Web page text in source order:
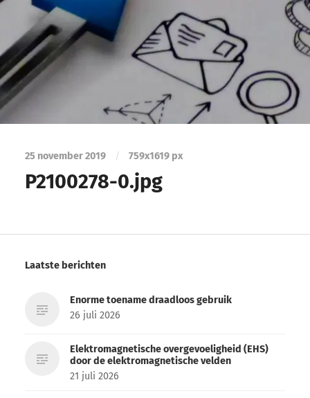
25 november 2019 / 759x1619 px
P2100278-0.jpg
Laatste berichten
Enorme toename draadloos gebruik
26 juli 2026
Elektromagnetische overgevoeligheid (EHS)
door de elektromagnetische velden
21 juli 2026